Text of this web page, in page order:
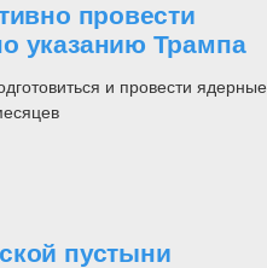
провести
указанию Трампа
и провести ядерные
пустыни